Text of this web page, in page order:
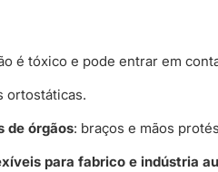
é tóxico e pode entrar em
ortostáticas.
de órgãos: braços e mãos
para fabrico e indústria